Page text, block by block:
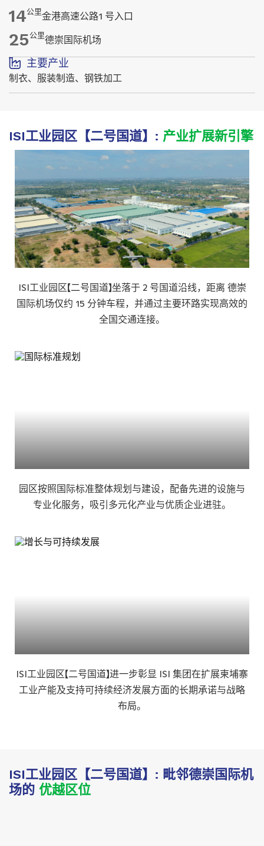
14公里金港高速公路1 号入口
25公里德崇国际机场
主要产业
制衣、服装制造、钢铁加工
ISI工业园区【二号国道】: 产业扩展新引擎
ISI工业园区【二号国道】坐落于 2 号国道沿线，距离 德崇
国际机场仅约 15 分钟车程，并通过主要环路实现高效的
全国交通连接。
园区按照国际标准整体规划与建设，配备先进的设施与
专业化服务，吸引多元化产业与优质企业进驻。
ISI工业园区【二号国道】进一步彰显 ISI 集团在扩展柬埔寨
工业产能及支持可持续经济发展方面的长期承诺与战略
布局。
ISI工业园区【二号国道】: 毗邻德崇国际机
场的 优越区位